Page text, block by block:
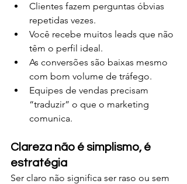
Clientes fazem perguntas óbvias
repetidas vezes.
Você recebe muitos leads que não
têm o perfil ideal.
As conversões são baixas mesmo
com bom volume de tráfego.
Equipes de vendas precisam
“traduzir” o que o marketing
comunica.
Clareza não é simplismo, é
estratégia
Ser claro não significa ser raso ou sem